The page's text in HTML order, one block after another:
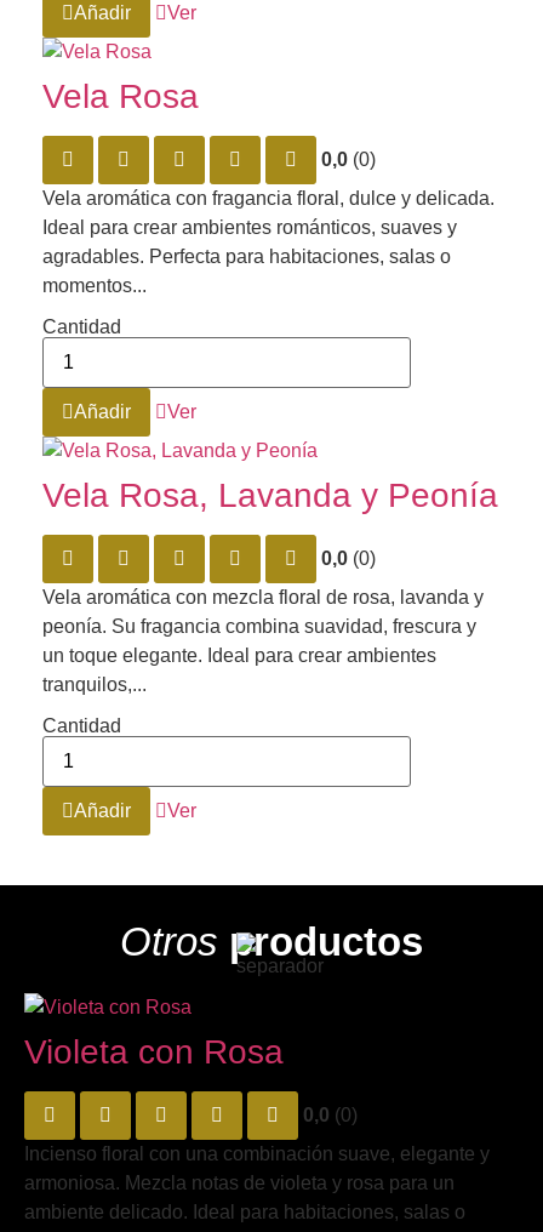
Añadir Ver
Vela Rosa
0,0 (0)
Vela aromática con fragancia floral, dulce y delicada.
Ideal para crear ambientes románticos, suaves y
agradables. Perfecta para habitaciones, salas o
momentos...
Cantidad
Añadir Ver
Vela Rosa, Lavanda y Peonía
0,0 (0)
Vela aromática con mezcla floral de rosa, lavanda y
peonía. Su fragancia combina suavidad, frescura y
un toque elegante. Ideal para crear ambientes
tranquilos,...
Cantidad
Añadir Ver
Otros productos
Violeta con Rosa
0,0 (0)
Incienso floral con una combinación suave, elegante y
armoniosa. Mezcla notas de violeta y rosa para un
ambiente delicado. Ideal para habitaciones, salas o